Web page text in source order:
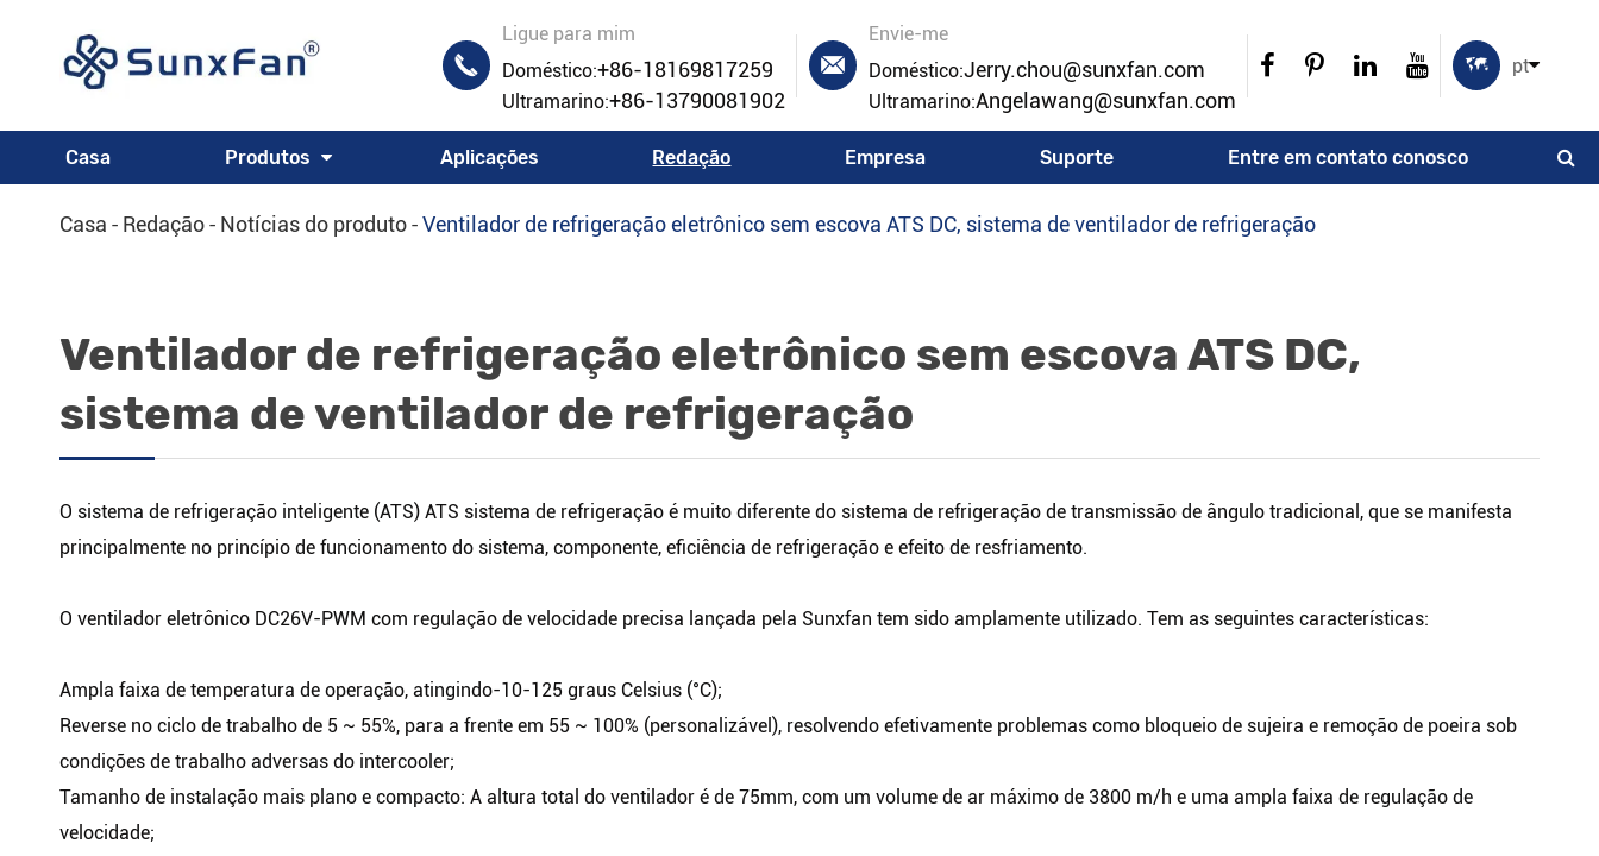

Ligue para mim
Doméstico:+86-18169817259
Ultramarino:+86-13790081902

Envie-me
Doméstico:Jerry.chou@sunxfan.com
Ultramarino:Angelawang@sunxfan.com
 pt
Casa Produtos Aplicações Redação Empresa Suporte Entre em contato conosco
Casa Redação Notícias do produto Ventilador de refrigeração eletrônico sem escova ATS DC, sistema de ventilador de refrigeração
Ventilador de refrigeração eletrônico sem escova ATS DC,
sistema de ventilador de refrigeração
O sistema de refrigeração inteligente (ATS) ATS sistema de refrigeração é muito diferente do sistema de refrigeração de transmissão de ângulo tradicional, que se manifesta
principalmente no princípio de funcionamento do sistema, componente, eficiência de refrigeração e efeito de resfriamento.
O ventilador eletrônico DC26V-PWM com regulação de velocidade precisa lançada pela Sunxfan tem sido amplamente utilizado. Tem as seguintes características:
Ampla faixa de temperatura de operação, atingindo-10-125 graus Celsius (°C);
Reverse no ciclo de trabalho de 5 ~ 55%, para a frente em 55 ~ 100% (personalizável), resolvendo efetivamente problemas como bloqueio de sujeira e remoção de poeira sob
condições de trabalho adversas do intercooler;
Tamanho de instalação mais plano e compacto: A altura total do ventilador é de 75mm, com um volume de ar máximo de 3800 m/h e uma ampla faixa de regulação de
velocidade;